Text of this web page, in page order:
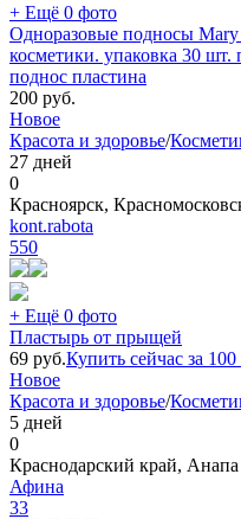
+ Ещё 0 фото
Одноразовые подносы Mary
косметики. упаковка 30 шт.
поднос пластина
200 руб.
Новое
Красота и здоровье/
27 дней
0
Красноярск,
kont.rabota
550
+ Ещё 0 фото
Пластырь от прыщей
69 руб.Купить сейчас за 100
Новое
Красота и здоровье/
5 дней
0
Краснодарский край, Анапа
Афина
33